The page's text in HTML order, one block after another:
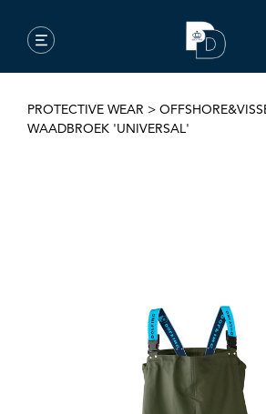
PROTECTIVE WEAR >
WAADBROEK 'UNIVERSAL'